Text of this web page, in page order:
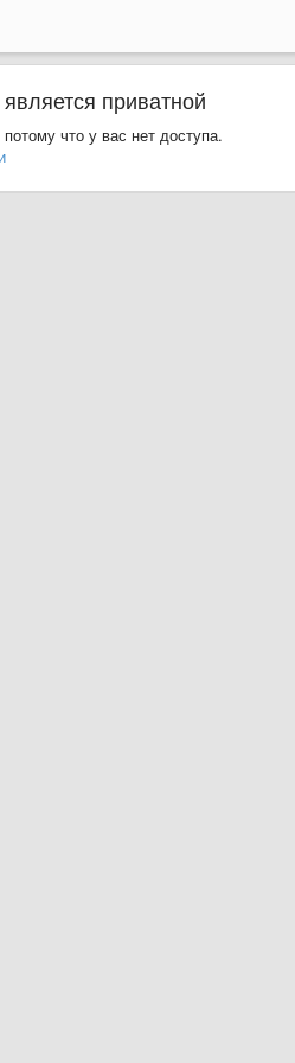
приватной
что у вас нет доступа.